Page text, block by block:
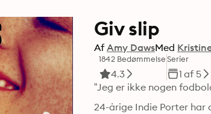
Giv slip
Af Amy DawsMed
1842 Bedømmelse
4.3
Serier
1 af 5
”Jeg er ikke nogen
24-årige Indie Porter har